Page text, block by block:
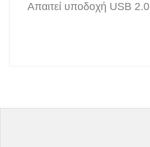
Απαιτεί υποδοχή USB 2.0